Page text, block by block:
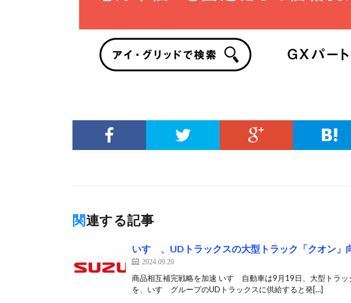
関連する記事
いすゞ、UDトラックスの大型トラック「クオン」
2024.09.20
商品相互補完戦略を加速 いすゞ自動車は9月19日、大型トラ
を、いすゞグループのUDトラックスに供給すると発[…]